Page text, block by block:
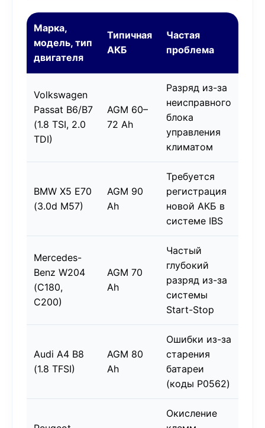
Марка,
модель, тип
двигателя
Типичная
АКБ
Частая
проблема
Volkswagen
Passat B6/B7
(1.8 TSI, 2.0
TDI)
AGM 60–
72 Ah
Разряд из-за
неисправного
блока
управления
климатом
BMW X5 E70
(3.0d M57)
AGM 90
Ah
Требуется
регистрация
новой АКБ в
системе IBS
Mercedes-
Benz W204
(C180,
C200)
AGM 70
Ah
Частый
глубокий
разряд из-за
системы
Start-Stop
Audi A4 B8
(1.8 TFSI)
AGM 80
Ah
Ошибки из-за
старения
батареи
(коды P0562)
Окисление